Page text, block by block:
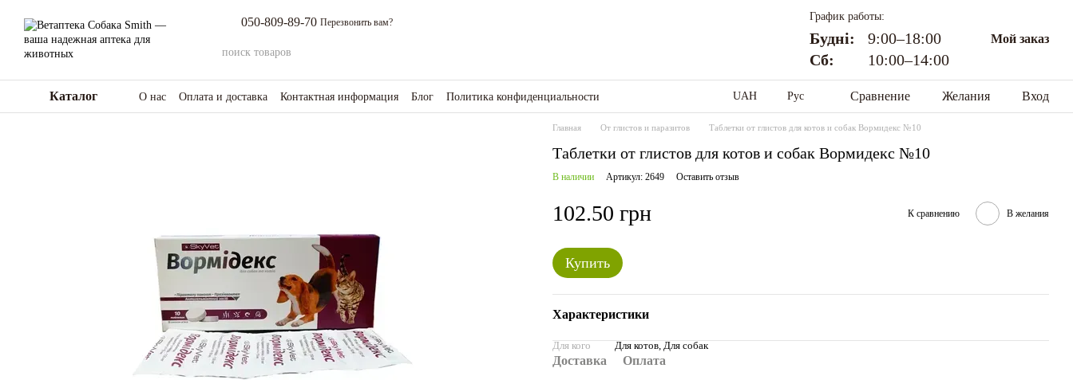
050-809-89-70 Перезвонить вам?
График работы:
Будні:
9:00–18:00
Сб:
10:00–14:00
Мой заказ
Каталог О нас Оплата и доставка Контактная информация Блог
Политика конфиденциальности
Возврат товара и средств
Отзывы о магазине
UAH Рус Сравнение Желания Вход
Главная От глистов и паразитов Таблетки от глистов для котов и собак Вормидекс №10
Таблетки от глистов для котов и собак Вормидекс №10
В наличии Артикул: 2649 Оставить отзыв
102.50 грн К сравнению В желания
Купить
Характеристики
Для кого Для котов, Для собак
Доставка Оплата